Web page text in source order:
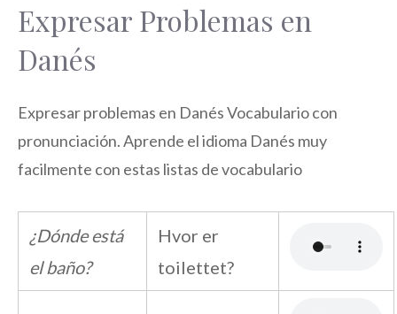
Expresar Problemas en
Danés
Expresar problemas en Danés Vocabulario con
pronunciación. Aprende el idioma Danés muy
facilmente con estas listas de vocabulario
¿Dónde está
el baño?
Hvor er
toilettet?